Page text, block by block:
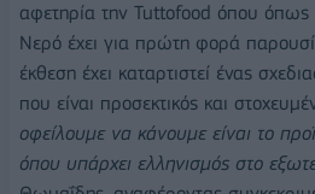
αφετηρία την Tuttofood όπου όπως
Νερό έχει για πρώτη φορά
έκθεση έχει καταρτιστεί ένας
που είναι προσεκτικός και
οφείλουμε να κάνουμε είναι το
όπου υπάρχει ελληνισμός στο